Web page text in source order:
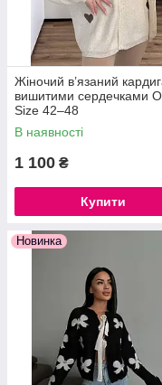
Жіночий в’язаний
вишитими сердечками
Size 42–48
В наявності
1 100 ₴
Купити
Новинка